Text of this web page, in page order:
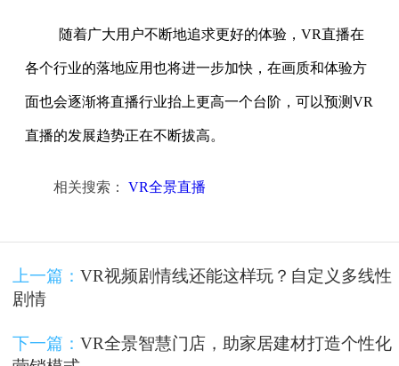
随着广大用户不断地追求更好的体验，VR直播在
各个行业的落地应用也将进一步加快，在画质和体验方
面也会逐渐将直播行业抬上更高一个台阶，可以预测VR
直播的发展趋势正在不断拔高。
相关搜索： VR全景直播
上一篇： VR视频剧情线还能这样玩？自定义多线性
剧情
下一篇： VR全景智慧门店，助家居建材打造个性化